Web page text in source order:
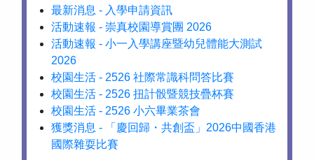
最新消息 - 入學申請資訊
活動速報 - 崇真校園導賞團 2026
活動速報 - 小一入學講座暨幼兒體能大測試
2026
校園生活 - 2526 社際常識科問答比賽
校園生活 - 2526 扭計骰暨競技疊杯賽
校園生活 - 2526 小六畢業茶會
獲獎消息 - 「慶回歸・共創盃」2026中國香港
國際雜耍比賽